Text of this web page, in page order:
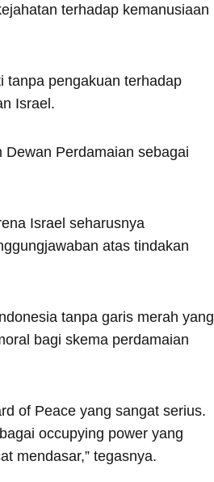
terhadap kemanusiaan
tanpa pengakuan terhadap
Israel.
Perdamaian sebagai
Israel seharusnya
atas tindakan
tanpa garis merah yang
bagi skema perdamaian
of Peace yang sangat serius.
occupying power yang
mendasar,” tegasnya.